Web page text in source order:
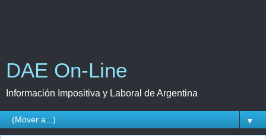
DAE On-Line
Información Impositiva y Laboral de Argentina
▼